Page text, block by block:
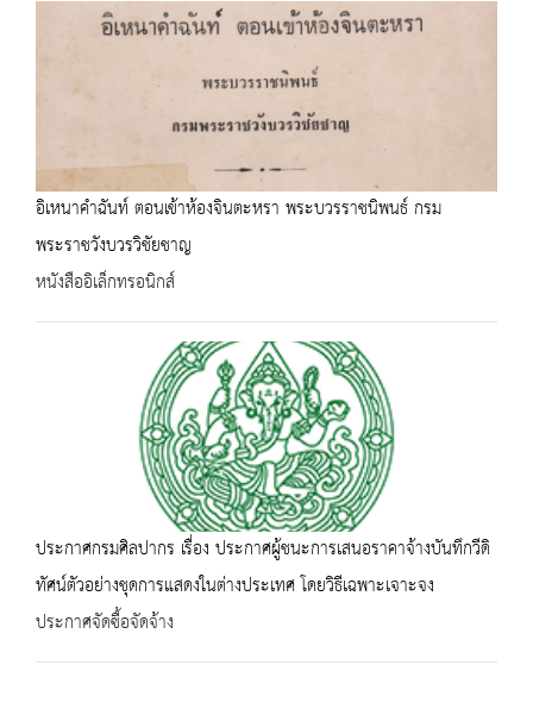
อิเหนาคำฉันท์ ตอนเข้าห้องจินตะหรา พระบวรราชนิพนธ์ กรม
พระราชวังบวรวิชัยชาญ
หนังสืออิเล็กทรอนิกส์
ประกาศกรมศิลปากร เรื่อง ประกาศผู้ชนะการเสนอราคาจ้างบันทึกวีดิ
ทัศน์ตัวอย่างชุดการแสดงในต่างประเทศ โดยวิธีเฉพาะเจาะจง
ประกาศจัดซื้อจัดจ้าง